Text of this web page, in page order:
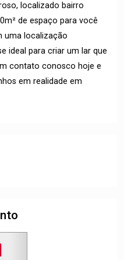
localizado bairro
de espaço para você
uma localização
ideal para criar um lar que
contato conosco hoje e
em realidade em